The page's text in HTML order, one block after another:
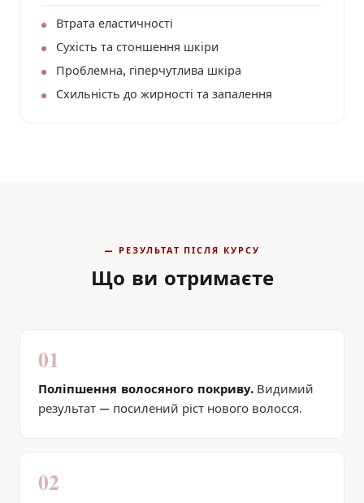
Втрата еластичності
Сухість та стоншення шкіри
Проблемна, гіперчутлива шкіра
Схильність до жирності та запалення
— РЕЗУЛЬТАТ ПІСЛЯ КУРСУ
Що ви отримаєте
01
Поліпшення волосяного покриву. Видимий
результат — посилений ріст нового волосся.
02